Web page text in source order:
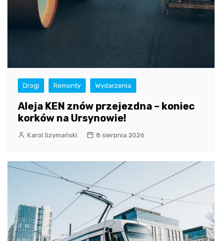
Drogi Remonty Wydarzenia
Aleja KEN znów przejezdna – koniec
korków na Ursynowie!
Karol Szymański 8 sierpnia 2026